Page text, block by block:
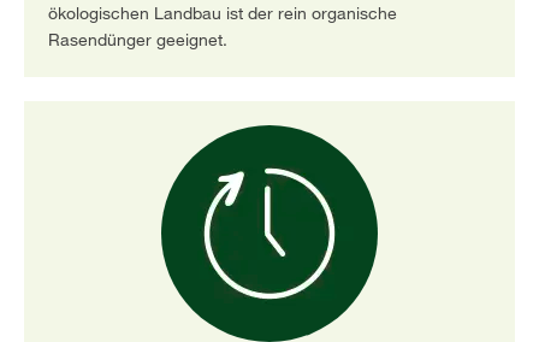
ökologischen Landbau ist der rein organische
Rasendünger geeignet.